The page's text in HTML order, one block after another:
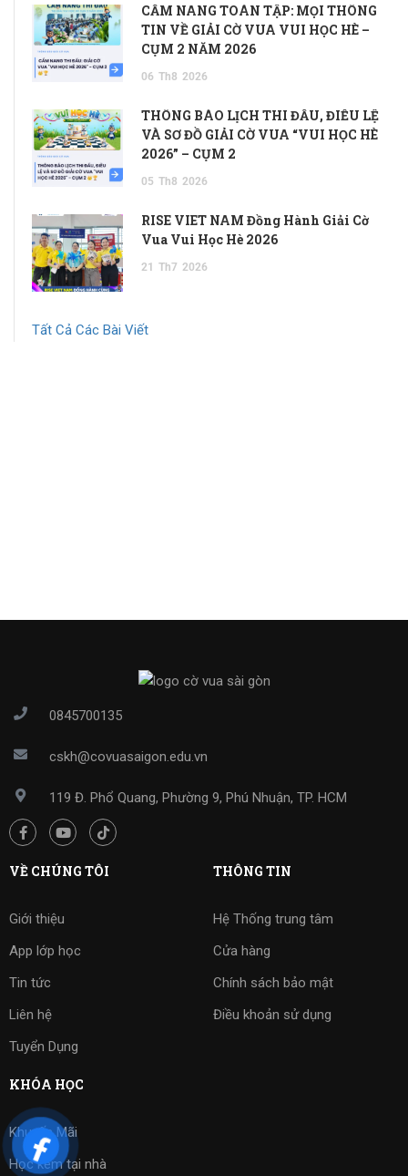
CẨM NANG TOÀN TẬP: MỌI THÔNG
TIN VỀ GIẢI CỜ VUA VUI HỌC HÈ –
CỤM 2 NĂM 2026
06 Th8 2026
THÔNG BÁO LỊCH THI ĐẤU, ĐIỀU LỆ
VÀ SƠ ĐỒ GIẢI CỜ VUA “VUI HỌC HÈ
2026” – CỤM 2
05 Th8 2026
RISE VIET NAM Đồng Hành Giải Cờ
Vua Vui Học Hè 2026
21 Th7 2026
Tất Cả Các Bài Viết
0845700135
cskh@covuasaigon.edu.vn
119 Đ. Phổ Quang, Phường 9, Phú Nhuận, TP. HCM
VỀ CHÚNG TÔI
Giới thiệu
App lớp học
Tin tức
Liên hệ
Tuyển Dụng
THÔNG TIN
Hệ Thống trung tâm
Cửa hàng
Chính sách bảo mật
Điều khoản sử dụng
KHÓA HỌC
Khuyến Mãi
Học kèm tại nhà